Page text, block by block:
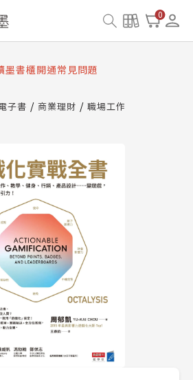
0
讀墨系統維護中，本站同步暫
墨數位閱讀資產合併與書櫃開通申請
墨書櫃開通常見問題
服務升級重要說明及資產合併結果
子書 商業理財
職場工作